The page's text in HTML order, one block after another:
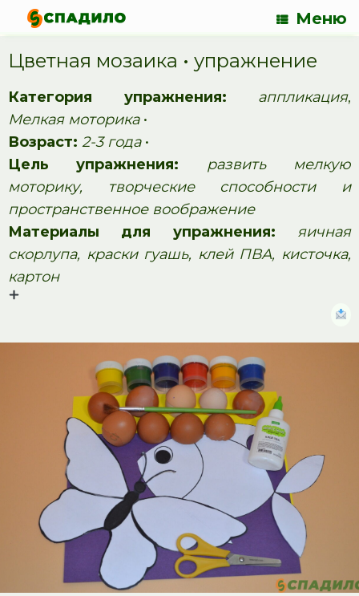
Меню
Цветная мозаика • упражнение
Категория упражнения: аппликация,
Мелкая моторика•
Возраст: 2-3 года•
Цель упражнения:
развить мелкую
моторику, творческие способности и
пространственное воображение
Материалы для упражнения:
яичная
скорлупа, краски гуашь, клей ПВА, кисточка,
картон